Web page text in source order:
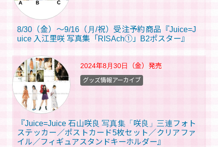
8/30（金）～9/16（月/祝）受注予約商品『Juice=J
uice 入江里咲 写真集「RISAch①」B2ポスター』
2024年8月30日（金） 発売
『Juice=Juice 石山咲良 写真集「咲良」三連フォト
ステッカー／ポストカード5枚セット／クリアファ
イル／フィギュアスタンドキーホルダー』
グッズ情報アーカイブ